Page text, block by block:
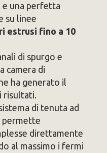
una perfetta
su linee
estrusi fino a 10
di spurgo e
camera di
ha generato il
risultati.
di tenuta ad
permette
direttamente
al massimo i fermi